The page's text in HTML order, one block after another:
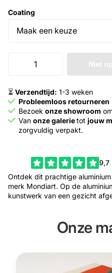
Coating
Niet
⏳ Verzendtijd: 1-3 weken
Probleemloos retourneren
Bezoek onze showroom
Van onze galerietot jouw
zorgvuldig verpakt.
Ontdek dit prachtige
merk Mondiart. Op de
kunstwerk van een gezicht
Onze